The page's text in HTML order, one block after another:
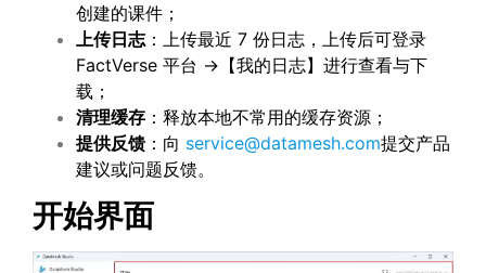
创建的课件；
上传日志：上传最近 7 份日志，上传后可登录
FactVerse 平台 →【我的日志】进行查看与下
载；
清理缓存 ：释放本地不常用的缓存资源；
提供反馈 ：向 service@datamesh.com提交产品
建议或问题反馈。
开始界面